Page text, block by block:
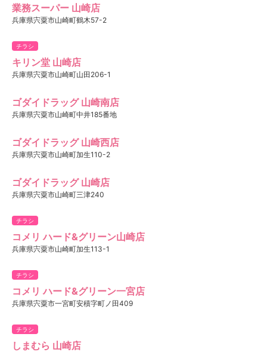
業務スーパー 山崎店
兵庫県宍粟市山崎町鶴木57-2
チラシ
キリン堂 山崎店
兵庫県宍粟市山崎町山田206-1
ゴダイドラッグ 山崎南店
兵庫県宍粟市山崎町中井185番地
ゴダイドラッグ 山崎西店
兵庫県宍粟市山崎町加生110-2
ゴダイドラッグ 山崎店
兵庫県宍粟市山崎町三津240
チラシ
コメリ ハード&グリーン山崎店
兵庫県宍粟市山崎町加生113-1
チラシ
コメリ ハード&グリーン一宮店
兵庫県宍粟市一宮町安積字町ノ田409
チラシ
しまむら 山崎店